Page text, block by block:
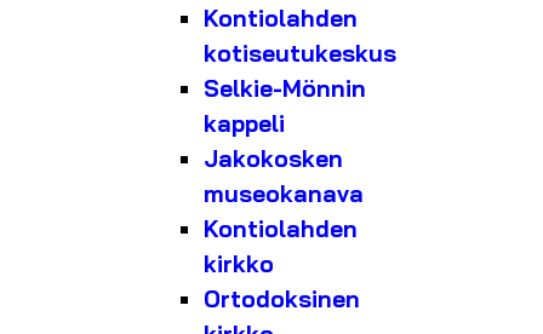
Kontiolahden
kotiseutukeskus
Selkie-Mönnin
kappeli
Jakokosken
museokanava
Kontiolahden
kirkko
Ortodoksinen